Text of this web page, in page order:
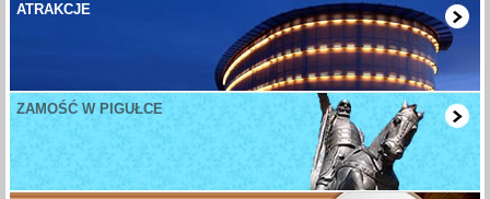
ATRAKCJE
ZAMOŚĆ W PIGUŁCE